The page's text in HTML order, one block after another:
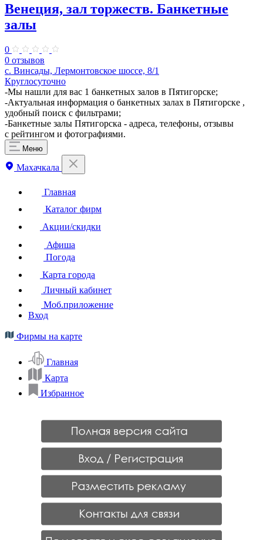
Венеция, зал торжеств. Банкетные
залы
0
0 отзывов
с. Винсады, Лермонтовское шоссе, 8/1
Круглосуточно
-Мы нашли для вас 1 банкетных залов в Пятигорске;
-Актуальная информация о банкетных залах в Пятигорске ,
удобный поиск с фильтрами;
-Банкетные залы Пятигорска - адреса, телефоны, отзывы
с рейтингом и фотографиями.
Меню
Махачкала
Главная
Каталог фирм
Акции/скидки
Афиша
Погода
Карта города
Личный кабинет
Моб.приложение
Вход
Фирмы на карте
Главная
Карта
Избранное